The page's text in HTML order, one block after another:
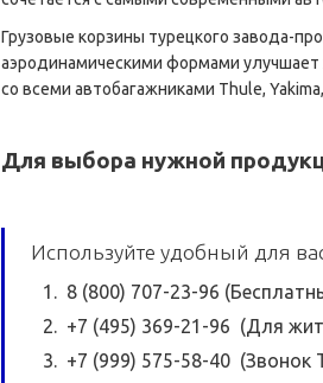
Грузовые корзины турецкого завода-
аэродинамическими формами
со всеми автобагажниками Thule,
Для выбора нужной
Используйте удобный для
8 (800) 707-23-96
+7 (495) 369-21-96 (Для
+7 (999) 575-58-40 (Звонок